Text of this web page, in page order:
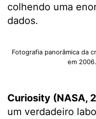
colhendo uma
dados.
Fotografia panorâmica da
em 2006.
Curiosity (NASA,
um verdadeiro